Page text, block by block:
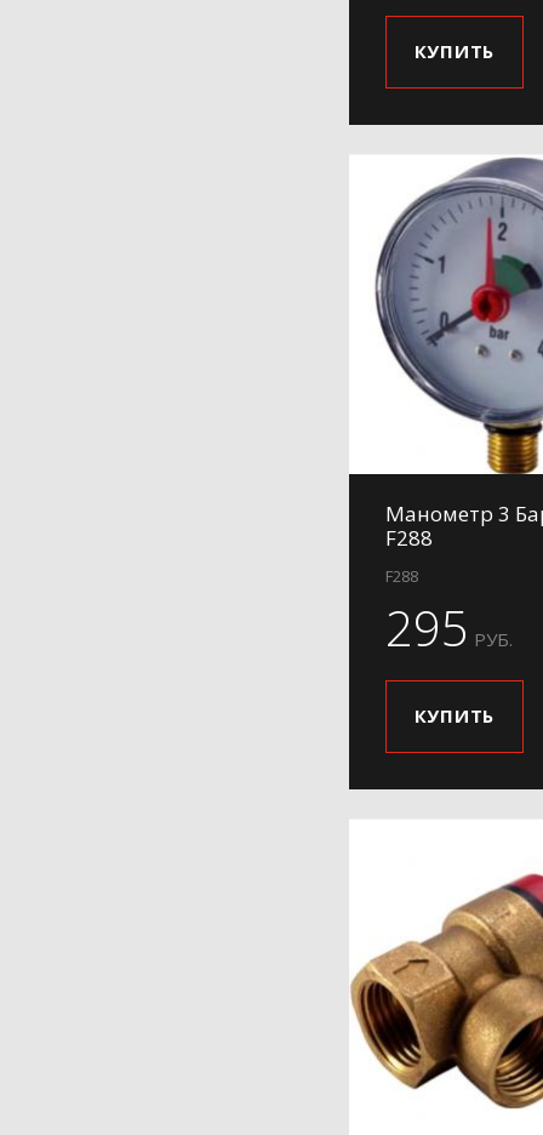
КУПИТЬ
Манометр 3
F288
F288
295 РУБ.
КУПИТЬ